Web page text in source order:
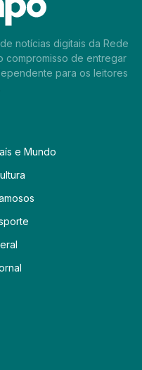
notícias digitais da Rede
compromisso de entregar
para os leitores
e Mundo